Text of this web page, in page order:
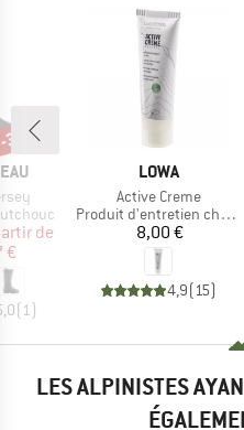
réduit
de
€
( 1)
%
MARQUE
LOWA
Article
Active Creme
Product group
Produit d'entretien chaussures
Prix
8,00 €
4,9( 15)
LES ALPINISTES